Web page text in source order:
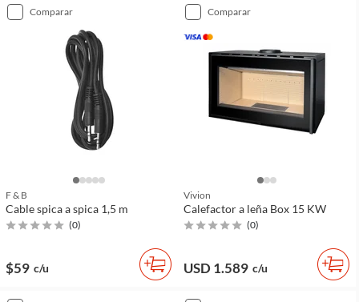
comparar
F & B
Cable spica a spica 1,5 m
(0)
$59 c/u
comparar
Vivion
Calefactor a leña Box 15 KW
(0)
USD 1.589 c/u